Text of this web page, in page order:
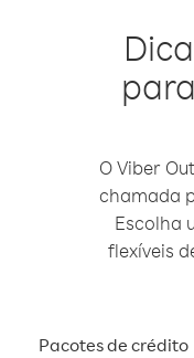
O Viber
chamada
Escolha
flexíveis
Pacotes de crédito